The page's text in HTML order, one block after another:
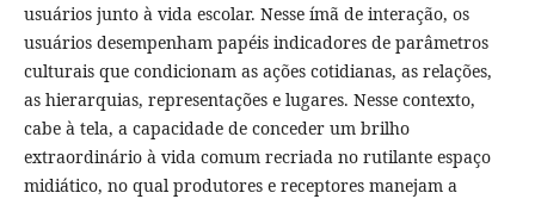
usuários junto à vida escolar. Nesse ímã de interação, os
usuários desempenham papéis indicadores de parâmetros
culturais que condicionam as ações cotidianas, as relações,
as hierarquias, representações e lugares. Nesse contexto,
cabe à tela, a capacidade de conceder um brilho
extraordinário à vida comum recriada no rutilante espaço
midiático, no qual produtores e receptores manejam a